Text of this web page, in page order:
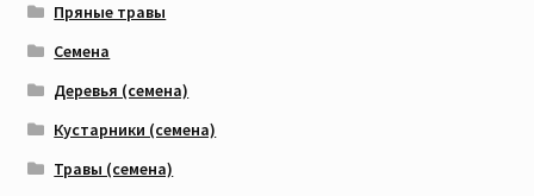
Пряные травы
Семена
Деревья (семена)
Кустарники (семена)
Травы (семена)